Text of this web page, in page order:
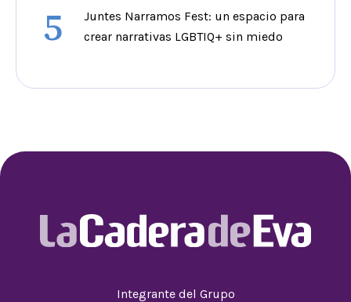
5
Juntes Narramos Fest: un espacio para
crear narrativas LGBTIQ+ sin miedo
Integrante del Grupo